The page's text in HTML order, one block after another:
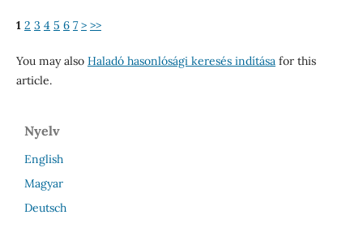
1 2 3 4 5 6 7 > >>
You may also Haladó hasonlósági keresés indításafor this
article.
Nyelv
English
Magyar
Deutsch